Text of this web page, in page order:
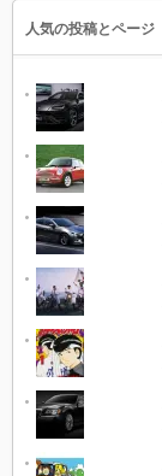
人気の投稿とページ